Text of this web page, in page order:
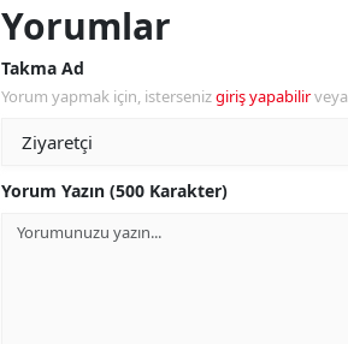
Yorumlar
Takma Ad
Yorum yapmak için, istersenizgiriş yapabilirveya
Yorum Yazın (500 Karakter)